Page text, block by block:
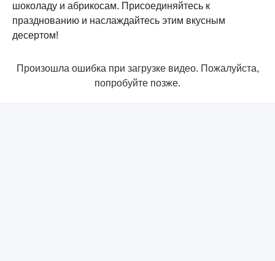
шоколаду и абрикосам. Присоединяйтесь к
празднованию и наслаждайтесь этим вкусным
десертом!
Произошла ошибка при загрузке видео. Пожалуйста,
попробуйте позже.